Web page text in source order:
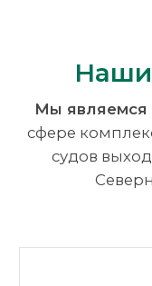
Наши
Мы являемся
сфере
судов